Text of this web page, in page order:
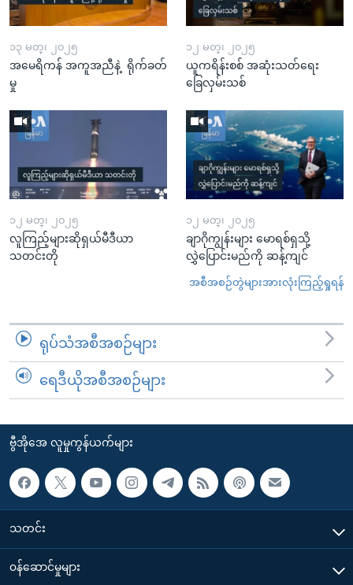
၁၃ မတ္၊ ၂၀၂၅
အမေရိကန် အကူအညီနဲ့ ရိုက်ခတ်
မှု
၁၂ မတ္၊ ၂၀၂၅
ယူကရိန်းစစ် အဆုံးသတ်ရေး
ခြေလှမ်းသစ်
၁၂ မတ္၊ ၂၀၂၅
လူကြည့်များဆိုရှယ်မီဒီယာ
သတင်းတို
၁၂ မတ္၊ ၂၀၂၅
ချာဂိုကျွန်းများ မောရစ်ရှသို့
လွှဲပြောင်းမည်ကို ဆန့်ကျင်
အစီအစဉ်တွဲများအားလုံးကြည့်ရှုရန်
ရုပ်သံအစီအစဉ်များ
ရေဒီယိုအစီအစဉ်များ
ဗွီအိုအေ လူမှုကွန်ယက်များ
သတင်း
၀န်ဆောင်မှုများ